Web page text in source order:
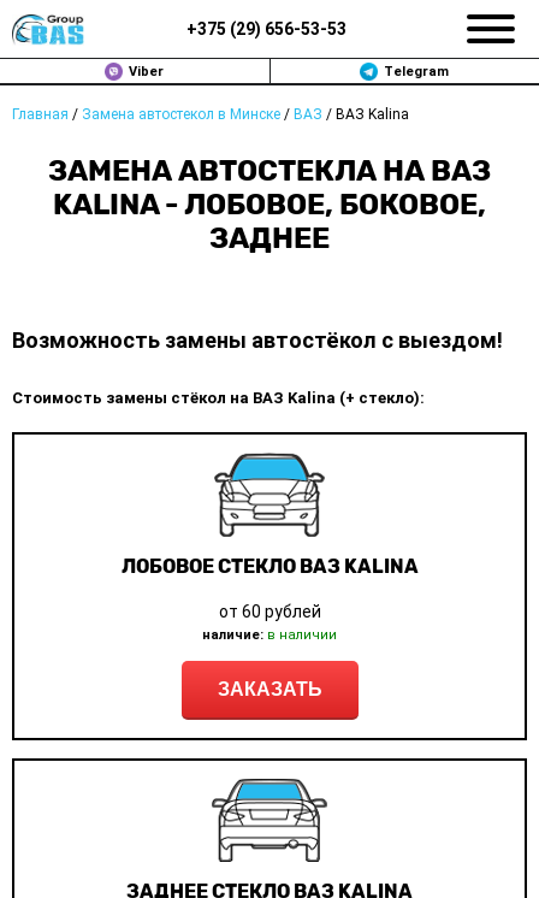
+375 (29) 656-53-53
Viber Telegram
Главная / Замена автостекол в Минске / ВАЗ / ВАЗ Kalina
ЗАМЕНА АВТОСТЕКЛА НА ВАЗ
KALINA - ЛОБОВОЕ, БОКОВОЕ,
ЗАДНЕЕ
Возможность замены автостёкол с выездом!
Стоимость замены стёкол на ВАЗ Kalina (+ стекло):
ЛОБОВОЕ СТЕКЛО ВАЗ KALINA
от 60 рублей
наличие: в наличии
ЗАКАЗАТЬ
ЗАДНЕЕ СТЕКЛО ВАЗ KALINA
ЗАМЕНА АВТОСТЕКОЛ В МИНСКЕ
ПРОДАЖА АВТОСТЁКОЛ
ВОПРОС-ОТВЕТ
КОНТАКТЫ
ПОЛИТИКА КОНФИДЕНЦИАЛЬНОСТИ